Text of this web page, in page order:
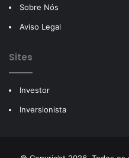
Sobre Nós
Aviso Legal
Sites
Investor
Inversionista